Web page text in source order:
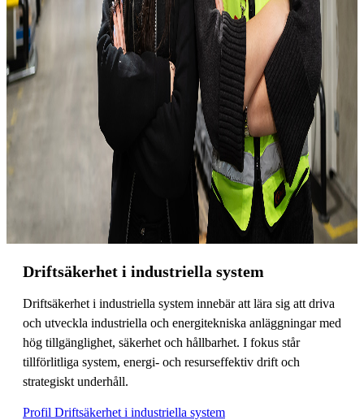
Driftsäkerhet i industriella system
Driftsäkerhet i industriella system innebär att lära sig att driva
och utveckla industriella och energitekniska anläggningar med
hög tillgänglighet, säkerhet och hållbarhet. I fokus står
tillförlitliga system, energi- och resurseffektiv drift och
strategiskt underhåll.
Profil Driftsäkerhet i industriella system